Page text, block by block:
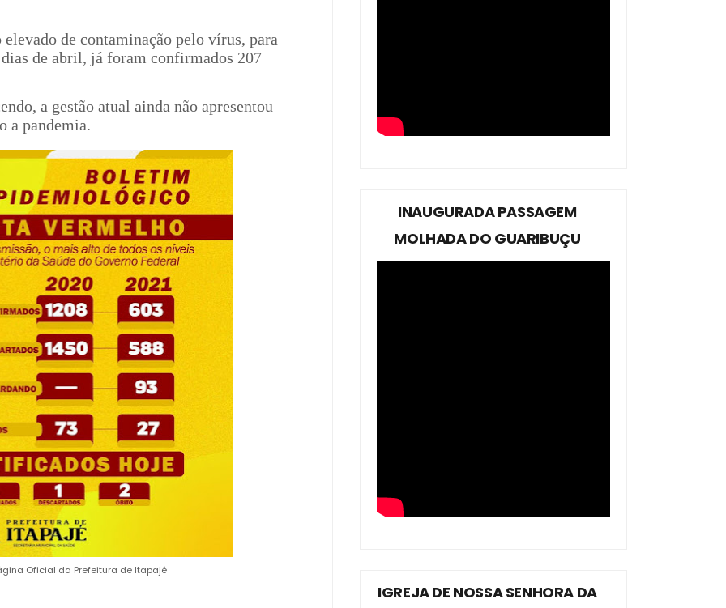
de contaminação pelo vírus, para
de abril, já foram confirmados 207
a gestão atual ainda não apresentou
a pandemia.
Oficial da Prefeitura de Itapajé
INAUGURADA PASSAGEM
MOLHADA DO GUARIBUÇU
IGREJA DE NOSSA SENHORA DA